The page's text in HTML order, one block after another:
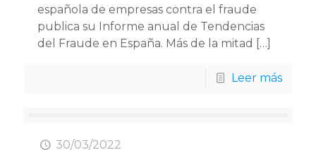
española de empresas contra el fraude
publica su Informe anual de Tendencias
del Fraude en España. Más de la mitad […]
Leer más
30/03/2022